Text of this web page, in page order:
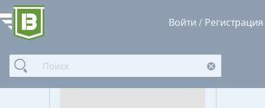
Войти / Регистрация
Доступ к фотогалерее пользователя ограничен.